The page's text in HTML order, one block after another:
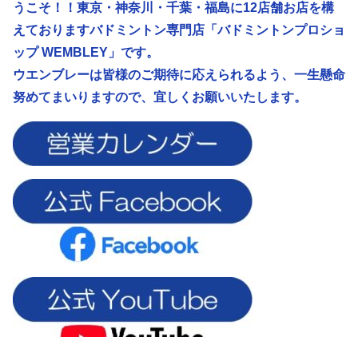
うこそ！！東京・神奈川・千葉・福島に12店舗お店を構
えておりますバドミントン専門店「バドミントンプロショ
ップ WEMBLEY」です。
ウエンブレーは皆様のご期待に応えられるよう、 一生懸命
努めてまいりますので、宜しくお願いいたします。